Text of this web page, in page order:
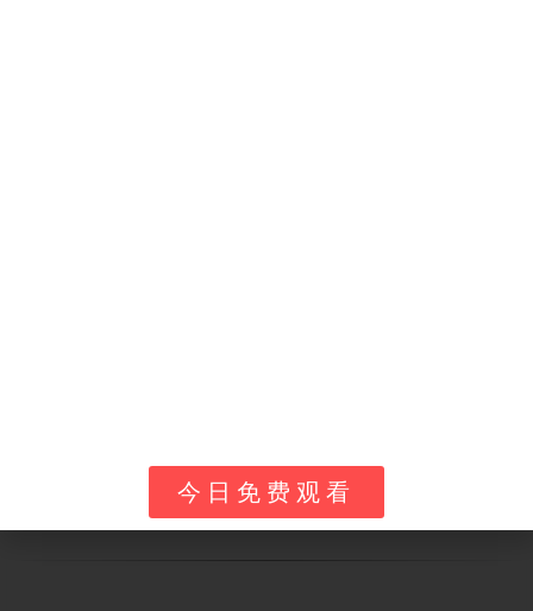
这些平台操作简单，即使是小朋友也能在家长指导下找到
喜欢的内容。建议开启儿童模式，确保浏览安全。
今日免费观看